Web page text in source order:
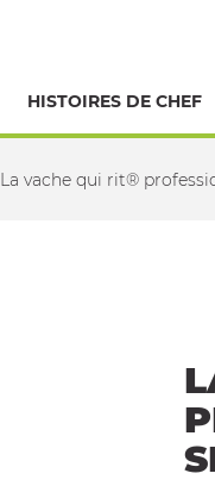
HISTOIRES DE CHEF
La vache qui rit®